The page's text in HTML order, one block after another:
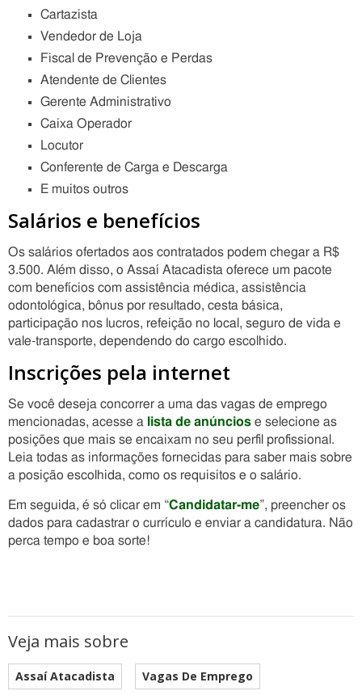
Cartazista
Vendedor de Loja
Fiscal de Prevenção e Perdas
Atendente de Clientes
Gerente Administrativo
Caixa Operador
Locutor
Conferente de Carga e Descarga
E muitos outros
Salários e benefícios
Os salários ofertados aos contratados podem chegar a R$
3.500. Além disso, o Assaí Atacadista oferece um pacote
com benefícios com assistência médica, assistência
odontológica, bônus por resultado, cesta básica,
participação nos lucros, refeição no local, seguro de vida e
vale-transporte, dependendo do cargo escolhido.
Inscrições pela internet
Se você deseja concorrer a uma das vagas de emprego
mencionadas, acesse a
lista de anúncios e selecione as
posições que mais se encaixam no seu perfil profissional.
Leia todas as informações fornecidas para saber mais sobre
a posição escolhida, como os requisitos e o salário.
Em seguida, é só clicar em “Candidatar-me”, preencher os
dados para cadastrar o currículo e enviar a candidatura. Não
perca tempo e boa sorte!
Veja mais sobre
Assaí Atacadista Vagas De Emprego